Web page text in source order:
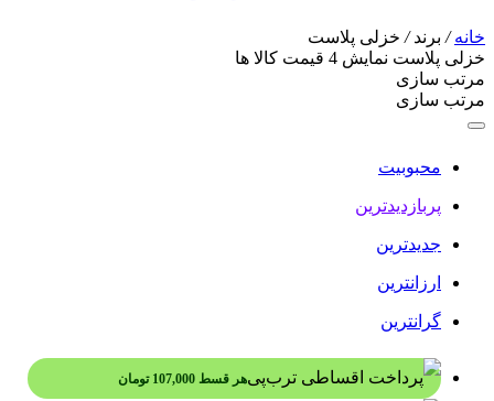
خانه/ برند/ خزلی پلاست
خزلی پلاست نمایش 4 قیمت کالا ها
مرتب سازی
مرتب سازی
محبوبیت
پربازدیدترین
جدیدترین
ارزانترین
گرانترین
هر قسط 107,000 تومان